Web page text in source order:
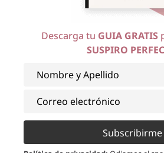
Descarga tu GUIA GRATIS
SUSPIRO
Subscribirme